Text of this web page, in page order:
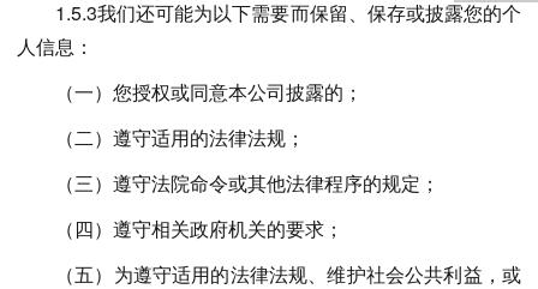
1.5.3我们还可能为以下需要而保留、保存或披露您的个
人信息：
（一）您授权或同意本公司披露的；
（二）遵守适用的法律法规；
（三）遵守法院命令或其他法律程序的规定；
（四）遵守相关政府机关的要求；
（五）为遵守适用的法律法规、维护社会公共利益，或